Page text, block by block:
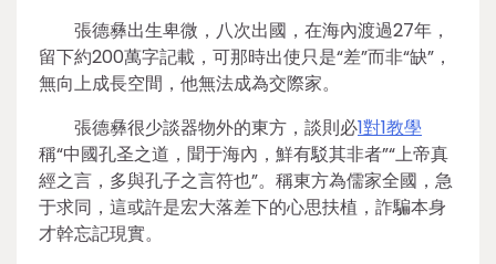
張德彝出生卑微，八次出國，在海內渡過27年，
留下約200萬字記載，可那時出使只是“差”而非“缺”，
無向上成長空間，他無法成為交際家。
張德彝很少談器物外的東方，談則必1對1教學
稱“中國孔圣之道，聞于海內，鮮有駁其非者”“上帝真
經之言，多與孔子之言符也”。稱東方為儒家全國，急
于求同，這或許是宏大落差下的心思扶植，詐騙本身
才幹忘記現實。